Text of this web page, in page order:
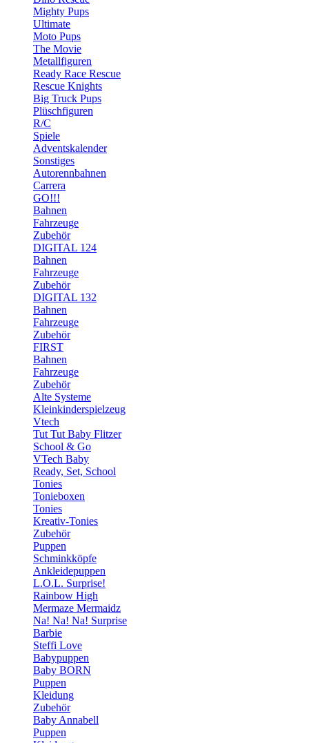
Mighty Pups
Ultimate
Moto Pups
The Movie
Metallfiguren
Ready Race Rescue
Rescue Knights
Big Truck Pups
Plüschfiguren
R/C
Spiele
Adventskalender
Sonstiges
Autorennbahnen
Carrera
GO!!!
Bahnen
Fahrzeuge
Zubehör
DIGITAL 124
Bahnen
Fahrzeuge
Zubehör
DIGITAL 132
Bahnen
Fahrzeuge
Zubehör
FIRST
Bahnen
Fahrzeuge
Zubehör
Alte Systeme
Kleinkinderspielzeug
Vtech
Tut Tut Baby Flitzer
School & Go
VTech Baby
Ready, Set, School
Tonies
Tonieboxen
Tonies
Kreativ-Tonies
Zubehör
Puppen
Schminkköpfe
Ankleidepuppen
L.O.L. Surprise!
Rainbow High
Mermaze Mermaidz
Na! Na! Na! Surprise
Barbie
Steffi Love
Babypuppen
Baby BORN
Puppen
Kleidung
Zubehör
Baby Annabell
Puppen